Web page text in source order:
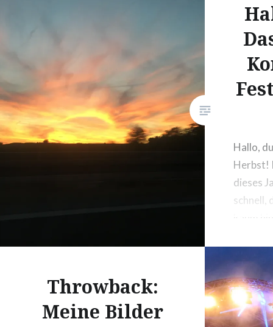
Hallo,
Herbst!
dieses
schnell,
kaum
Und
bei The
und,
Holiday
Throwback:
Meine Bilder